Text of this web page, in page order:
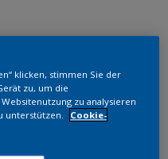
klicken, stimmen Sie der
zu, um die
zu analysieren
unterstützen.
Cookie-